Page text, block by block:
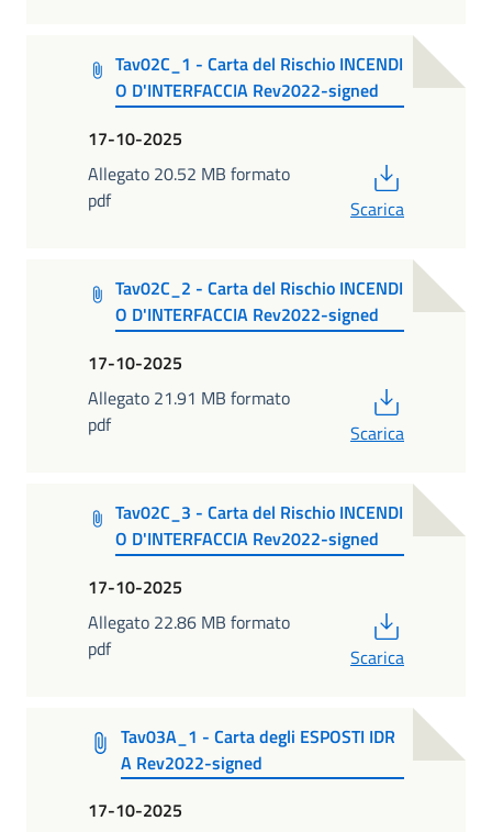
Tav02C_1 - Carta del Rischio INCENDI
O D'INTERFACCIA Rev2022-signed
17-10-2025
Allegato 20.52 MB formato
pdf
Scarica
Tav02C_2 - Carta del Rischio INCENDI
O D'INTERFACCIA Rev2022-signed
17-10-2025
Allegato 21.91 MB formato
pdf
Scarica
Tav02C_3 - Carta del Rischio INCENDI
O D'INTERFACCIA Rev2022-signed
17-10-2025
Allegato 22.86 MB formato
pdf
Scarica
Tav03A_1 - Carta degli ESPOSTI IDR
A Rev2022-signed
17-10-2025